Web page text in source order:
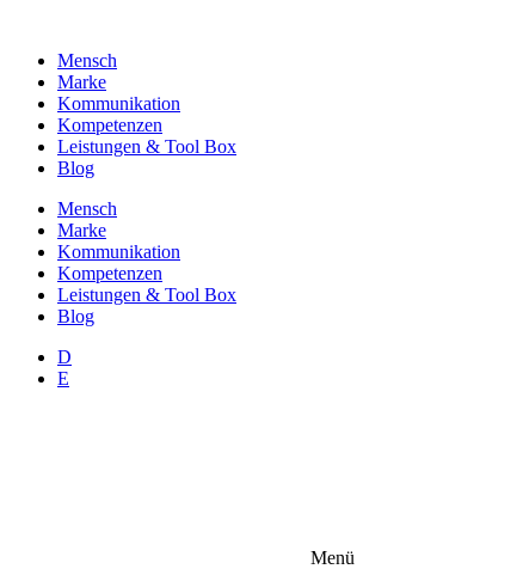
wechselnMensch
Marke
Kommunikation
Kompetenzen
Leistungen & Tool Box
Blog
Mensch
Marke
Kommunikation
Kompetenzen
Leistungen & Tool Box
Blog
D
E
Menü